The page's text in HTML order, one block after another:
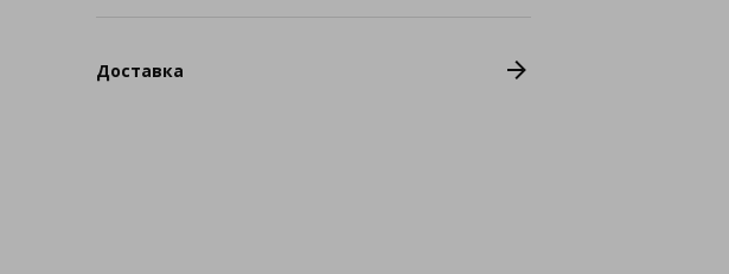
Доставка